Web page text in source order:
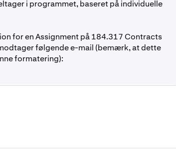
i programmet, baseret på individuelle
for en Assignment på 184.317 Contracts
følgende e-mail (bemærk, at dette
formatering):